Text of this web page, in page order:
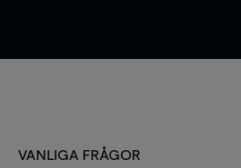
VANLIGA FRÅGOR